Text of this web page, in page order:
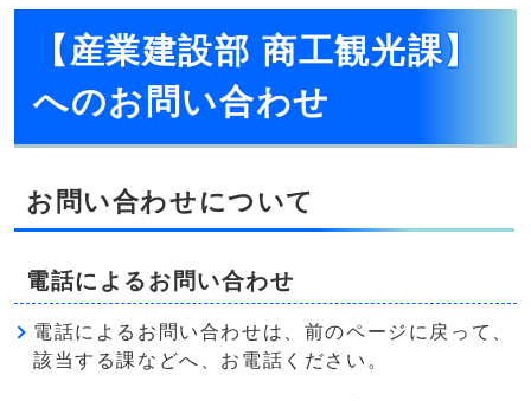
【産業建設部 商工観光課】
へのお問い合わせ
お問い合わせについて
電話によるお問い合わせ
電話によるお問い合わせは、前のページに戻って、
該当する課などへ、お電話ください。